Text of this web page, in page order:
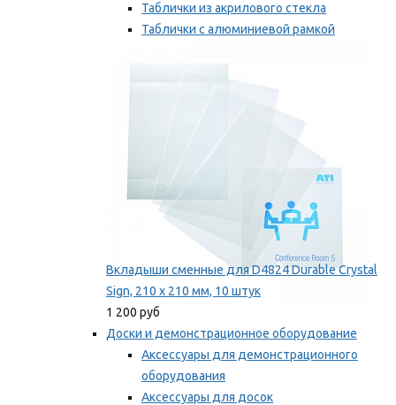
Таблички из акрилового стекла
Таблички с алюминиевой рамкой
Вкладыши сменные для D4824 Durable Crystal
Sign, 210 x 210 мм, 10 штук
1 200 руб
Доски и демонстрационное оборудование
Аксессуары для демонстрационного
оборудования
Аксессуары для досок